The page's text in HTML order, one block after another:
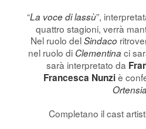
“La voce di lassù”,
quattro stagioni, verrà
Nel ruolo delSindaco
nel ruolo diClementina ci
sarà interpretato da
Francesca Nunziè
Ortensia
Completano il cast